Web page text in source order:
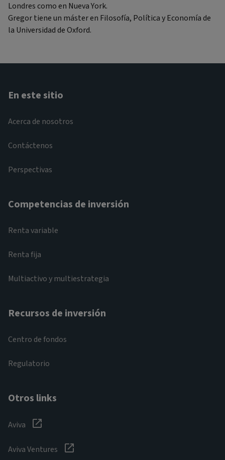
Londres como en Nueva York.
Gregor tiene un máster en Filosofía, Política y Economía de
la Universidad de Oxford.
En este sitio
Acerca de nosotros
Contáctenos
Perspectivas
Competencias de inversión
Renta variable
Renta fija
Multiactivo y multiestrategia
Recursos de inversión
Centro de fondos
Regulatorio
Otros links
Aviva
Aviva Ventures